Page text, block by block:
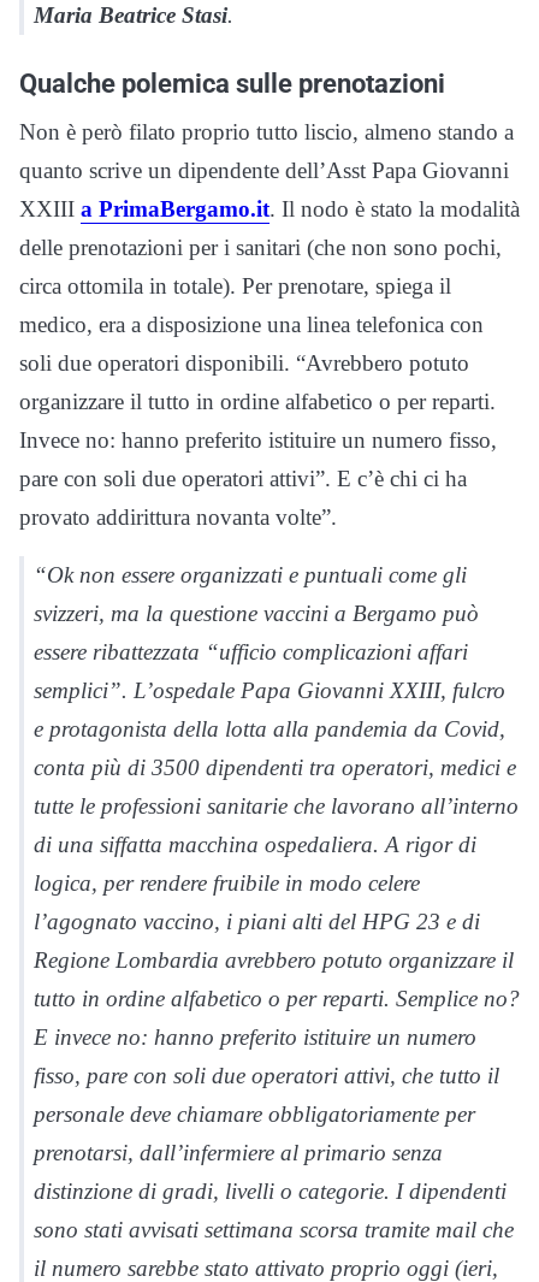
Maria Beatrice Stasi.
Qualche polemica sulle prenotazioni
Non è però filato proprio tutto liscio, almeno stando a
quanto scrive un dipendente dell’Asst Papa Giovanni
XXIII a PrimaBergamo.it. Il nodo è stato la modalità
delle prenotazioni per i sanitari (che non sono pochi,
circa ottomila in totale). Per prenotare, spiega il
medico, era a disposizione una linea telefonica con
soli due operatori disponibili. “Avrebbero potuto
organizzare il tutto in ordine alfabetico o per reparti.
Invece no: hanno preferito istituire un numero fisso,
pare con soli due operatori attivi”. E c’è chi ci ha
provato addirittura novanta volte”.
“Ok non essere organizzati e puntuali come gli
svizzeri, ma la questione vaccini a Bergamo può
essere ribattezzata “ufficio complicazioni affari
semplici”. L’ospedale Papa Giovanni XXIII, fulcro
e protagonista della lotta alla pandemia da Covid,
conta più di 3500 dipendenti tra operatori, medici e
tutte le professioni sanitarie che lavorano all’interno
di una siffatta macchina ospedaliera. A rigor di
logica, per rendere fruibile in modo celere
l’agognato vaccino, i piani alti del HPG 23 e di
Regione Lombardia avrebbero potuto organizzare il
tutto in ordine alfabetico o per reparti. Semplice no?
E invece no: hanno preferito istituire un numero
fisso, pare con soli due operatori attivi, che tutto il
personale deve chiamare obbligatoriamente per
prenotarsi, dall’infermiere al primario senza
distinzione di gradi, livelli o categorie. I dipendenti
sono stati avvisati settimana scorsa tramite mail che
il numero sarebbe stato attivato proprio oggi (ieri,